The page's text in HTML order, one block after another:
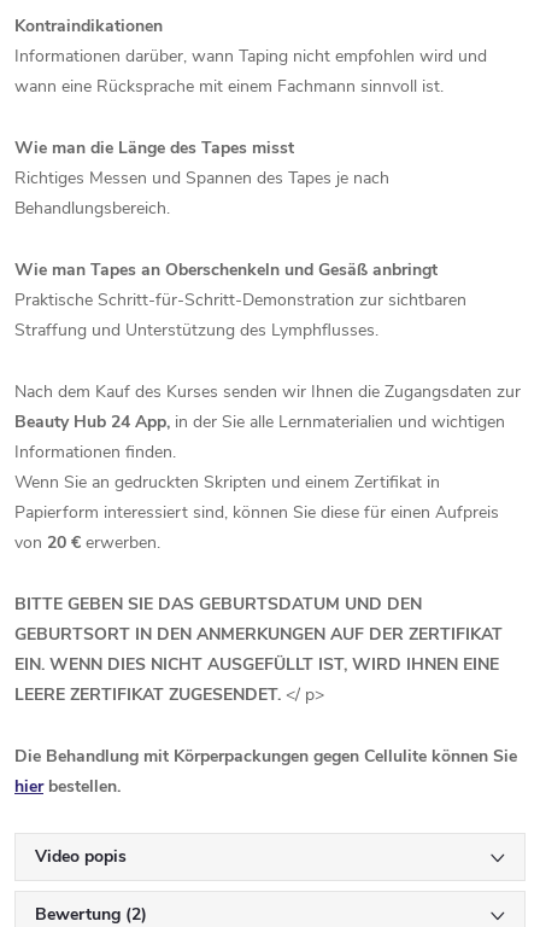
Kontraindikationen
Informationen darüber, wann Taping nicht empfohlen wird und
wann eine Rücksprache mit einem Fachmann sinnvoll ist.
Wie man die Länge des Tapes misst
Richtiges Messen und Spannen des Tapes je nach
Behandlungsbereich.
Wie man Tapes an Oberschenkeln und Gesäß anbringt
Praktische Schritt-für-Schritt-Demonstration zur sichtbaren
Straffung und Unterstützung des Lymphflusses.
Nach dem Kauf des Kurses senden wir Ihnen die Zugangsdaten zur
Beauty Hub 24 App, in der Sie alle Lernmaterialien und wichtigen
Informationen finden.
Wenn Sie an gedruckten Skripten und einem Zertifikat in
Papierform interessiert sind, können Sie diese für einen Aufpreis
von 20 € erwerben.
BITTE GEBEN SIE DAS GEBURTSDATUM UND DEN
GEBURTSORT IN DEN ANMERKUNGEN AUF DER ZERTIFIKAT
EIN. WENN DIES NICHT AUSGEFÜLLT IST, WIRD IHNEN EINE
LEERE ZERTIFIKAT ZUGESENDET. </ p>
Die Behandlung mit Körperpackungen gegen Cellulite können Sie
hierbestellen.
Video popis
Bewertung (2)